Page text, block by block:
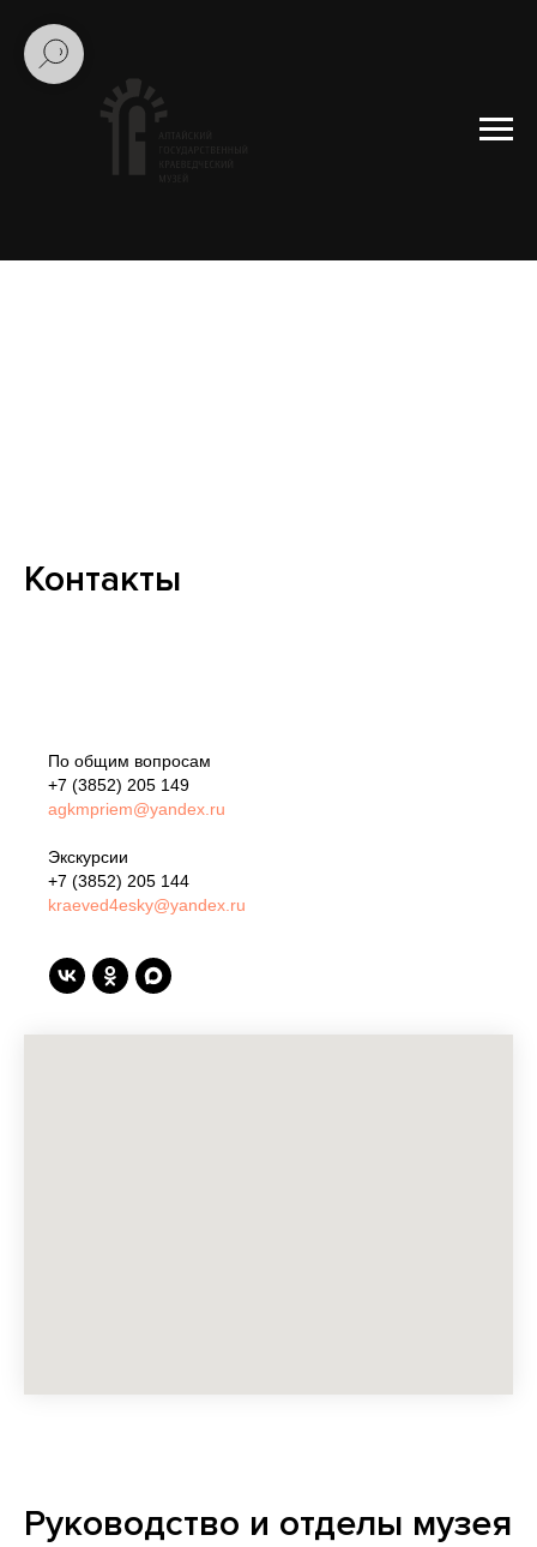
Контакты
По общим вопросам
+7 (3852) 205 149
agkmpriem@yandex.ru
Экскурсии
+7 (3852) 205 144
kraeved4esky@yandex.ru
Руководство и отделы музея